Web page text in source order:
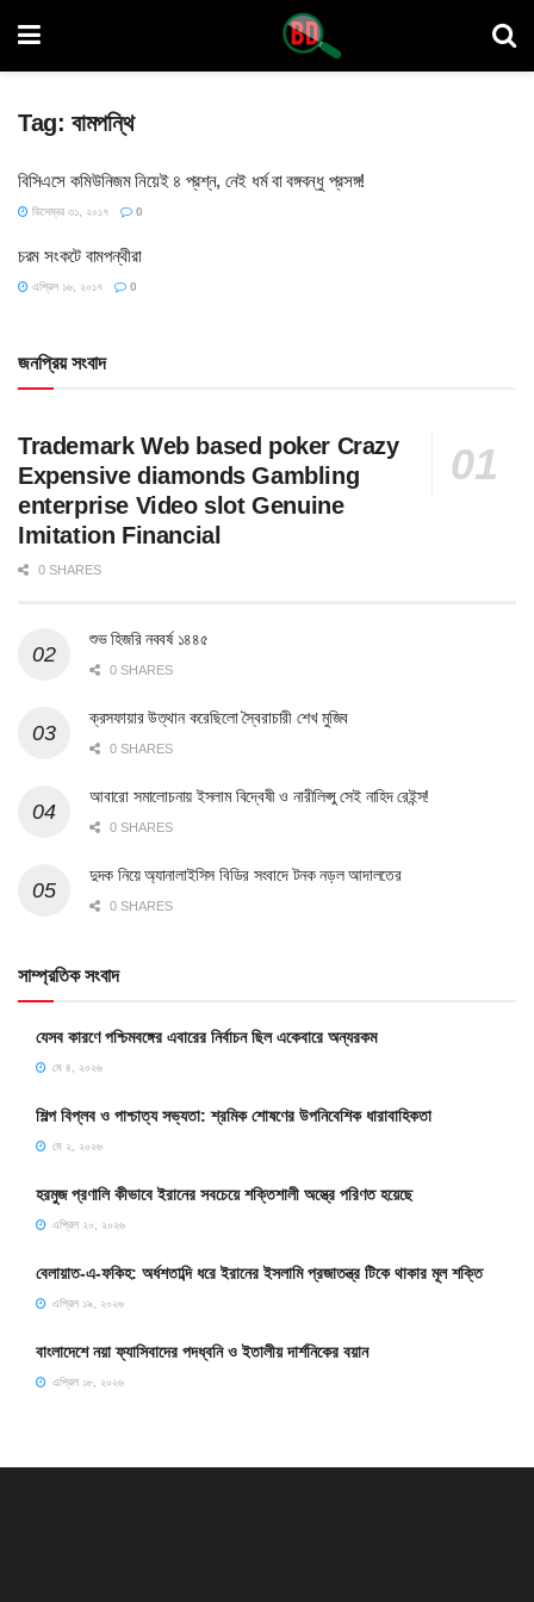
Tag: বামপন্থি
বিসিএসে কমিউনিজম নিয়েই ৪ প্রশ্ন, নেই ধর্ম বা বঙ্গবন্ধু প্রসঙ্গ!
ডিসেম্বর ৩১, ২০১৭ 0
চরম সংকটে বামপন্থীরা
এপ্রিল ১৬, ২০১৭ 0
জনপ্রিয় সংবাদ
Trademark Web based poker Crazy
Expensive diamonds Gambling
enterprise Video slot Genuine
Imitation Financial
0 SHARES
শুভ হিজরি নববর্ষ ১৪৪৫
0 SHARES
ক্রসফায়ার উত্থান করেছিলো স্বৈরাচারী শেখ মুজিব
0 SHARES
আবারো সমালোচনায় ইসলাম বিদ্বেষী ও নারীলিপ্সু সেই নাহিদ রেইন্স!
0 SHARES
দুদক নিয়ে অ্যানালাইসিস বিডির সংবাদে টনক নড়ল আদালতের
0 SHARES
সাম্প্রতিক সংবাদ
যেসব কারণে পশ্চিমবঙ্গের এবারের নির্বাচন ছিল একেবারে অন্যরকম
মে ৪, ২০২৬
শিল্প বিপ্লব ও পাশ্চাত্য সভ্যতা: শ্রমিক শোষণের উপনিবেশিক ধারাবাহিকতা
মে ২, ২০২৬
হরমুজ প্রণালি কীভাবে ইরানের সবচেয়ে শক্তিশালী অস্ত্রে পরিণত হয়েছে
এপ্রিল ২০, ২০২৬
বেলায়াত-এ-ফকিহ: অর্ধশতাব্দি ধরে ইরানের ইসলামি প্রজাতন্ত্র টিকে থাকার মূল শক্তি
এপ্রিল ১৯, ২০২৬
বাংলাদেশে নয়া ফ্যাসিবাদের পদধ্বনি ও ইতালীয় দার্শনিকের বয়ান
এপ্রিল ১৮, ২০২৬